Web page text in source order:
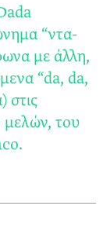
“ντα-
με άλλη,
“da, da,
στις
μελών, του